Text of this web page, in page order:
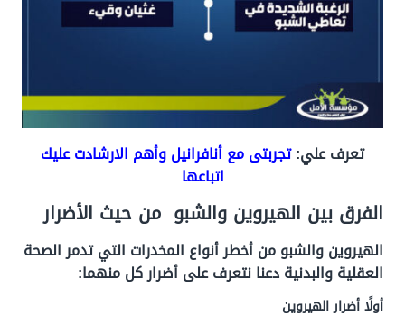
تعرف علي:تجربتى مع أنافرانيل وأهم الارشادت عليك
اتباعها
الفرق بين الهيروين والشبو من حيث الأضرار
الهيروين والشبو من أخطر أنواع المخدرات التي تدمر الصحة
العقلية والبدنية دعنا نتعرف على أضرار كل منهما:
أولًا أضرار الهيروين